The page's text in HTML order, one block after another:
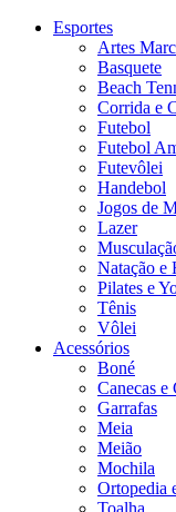
Esportes
Artes
Basquete
Beach
Corrida e
Futebol
Futebol
Futevôlei
Handebol
Jogos de
Lazer
Natação e
Pilates e
Tênis
Vôlei
Acessórios
Boné
Canecas e
Garrafas
Meia
Meião
Mochila
Ortopedia
Toalha